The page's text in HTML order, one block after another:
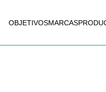
OBJETIVOSMARCAS